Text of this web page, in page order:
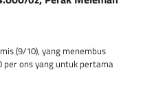
(9/10), yang menembus
per ons yang untuk pertama